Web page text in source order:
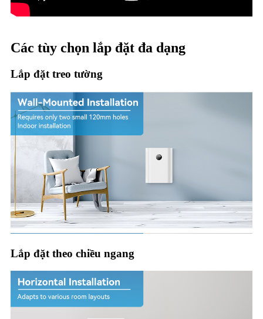
Các tùy chọn lắp đặt đa dạng
Lắp đặt treo tường
Lắp đặt theo chiều ngang